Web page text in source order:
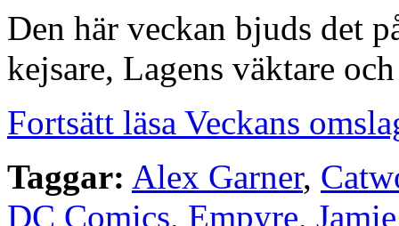
Den här veckan bjuds det
kejsare, Lagens väktare
Fortsätt läsa Veckans
Taggar: Alex Garner,
DC Comics, Empyre,